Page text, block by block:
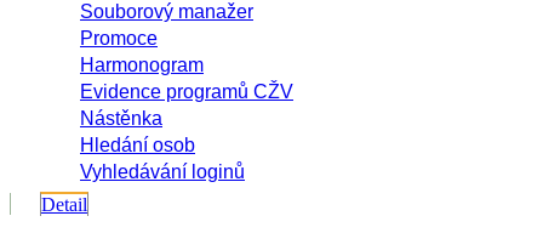
Souborový manažer
Promoce
Harmonogram
Evidence programů CŽV
Nástěnka
Hledání osob
Vyhledávání loginů
Detail